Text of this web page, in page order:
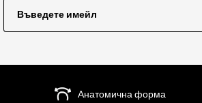
Въведете имейл
Анатомична форма